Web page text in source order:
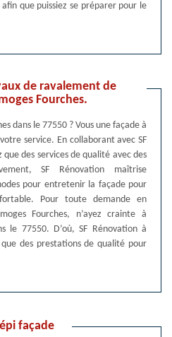
que puissiez se préparer pour le
de ravalement de
Fourches.
dans le 77550 ? Vous une façade à
service. En collaborant avec SF
des services de qualité avec des
SF Rénovation maîtrise
pour entretenir la façade pour
Pour toute demande en
Fourches, n’ayez crainte à
le 77550. D’où, SF Rénovation à
des prestations de qualité pour
façade